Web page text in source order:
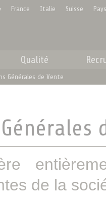
France Italie Suisse
Qualité
Générales de Vente
de la